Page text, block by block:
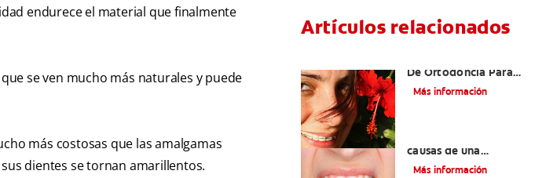
endurece el material que finalmente
se ven mucho más naturales y puede
más costosas que las amalgamas
dientes se tornan amarillentos.
Artículos relacionados
De Ortodoncia Para
Adultos
Más información
causas de una
inflamación de encía
Más información